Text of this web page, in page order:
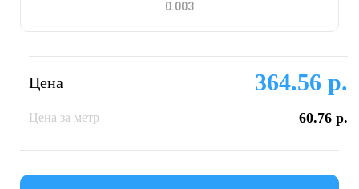
Цена 364.56 р.
Цена за метр 60.76 р.